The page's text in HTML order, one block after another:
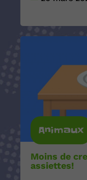
Animaux
Moins de
assiettes!